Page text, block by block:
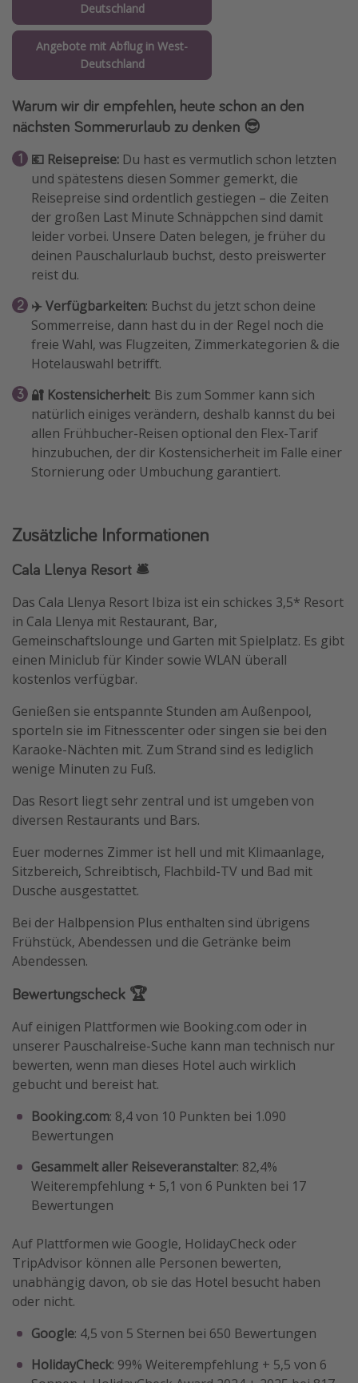
Deutschland
Angebote mit Abflug in West-
Deutschland
Warum wir dir empfehlen, heute schon an den
nächsten Sommerurlaub zu denken 😎
💶 Reisepreise: Du hast es vermutlich schon letzten
und spätestens diesen Sommer gemerkt, die
Reisepreise sind ordentlich gestiegen – die Zeiten
der großen Last Minute Schnäppchen sind damit
leider vorbei. Unsere Daten belegen, je früher du
deinen Pauschalurlaub buchst, desto preiswerter
reist du.
✈️ Verfügbarkeiten: Buchst du jetzt schon deine
Sommerreise, dann hast du in der Regel noch die
freie Wahl, was Flugzeiten, Zimmerkategorien & die
Hotelauswahl betrifft.
🔐 Kostensicherheit: Bis zum Sommer kann sich
natürlich einiges verändern, deshalb kannst du bei
allen Frühbucher-Reisen optional den Flex-Tarif
hinzubuchen, der dir Kostensicherheit im Falle einer
Stornierung oder Umbuchung garantiert.
Zusätzliche Informationen
Cala Llenya Resort 🛎️
Das Cala Llenya Resort Ibiza ist ein schickes 3,5* Resort
in Cala Llenya mit Restaurant, Bar,
Gemeinschaftslounge und Garten mit Spielplatz. Es gibt
einen Miniclub für Kinder sowie WLAN überall
kostenlos verfügbar.
Genießen sie entspannte Stunden am Außenpool,
sporteln sie im Fitnesscenter oder singen sie bei den
Karaoke-Nächten mit. Zum Strand sind es lediglich
wenige Minuten zu Fuß.
Das Resort liegt sehr zentral und ist umgeben von
diversen Restaurants und Bars.
Euer modernes Zimmer ist hell und mit Klimaanlage,
Sitzbereich, Schreibtisch, Flachbild-TV und Bad mit
Dusche ausgestattet.
Bei der Halbpension Plus enthalten sind übrigens
Frühstück, Abendessen und die Getränke beim
Abendessen.
Bewertungscheck 🏆
Auf einigen Plattformen wie Booking.com oder in
unserer Pauschalreise-Suche kann man technisch nur
bewerten, wenn man dieses Hotel auch wirklich
gebucht und bereist hat.
Booking.com: 8,4 von 10 Punkten bei 1.090
Bewertungen
Gesammelt aller Reiseveranstalter: 82,4%
Weiterempfehlung + 5,1 von 6 Punkten bei 17
Bewertungen
Auf Plattformen wie Google, HolidayCheck oder
TripAdvisor können alle Personen bewerten,
unabhängig davon, ob sie das Hotel besucht haben
oder nicht.
Google: 4,5 von 5 Sternen bei 650 Bewertungen
HolidayCheck: 99% Weiterempfehlung + 5,5 von 6